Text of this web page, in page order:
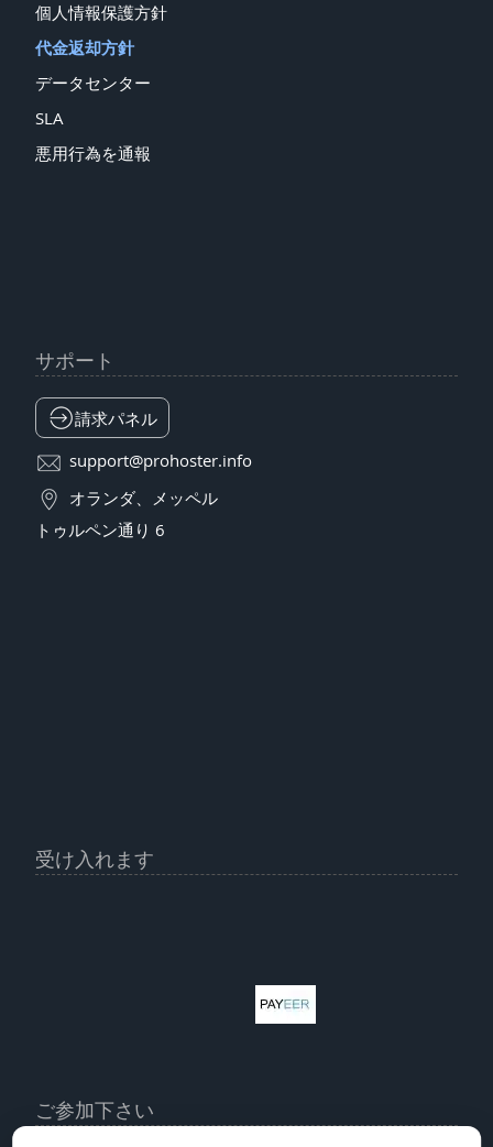
個人情報保護方針
代金返却方針
データセンター
SLA
悪用行為を通報
サポート
請求パネル
support@prohoster.info
オランダ、メッペル
トゥルペン通り 6
受け入れます
ご参加下さい